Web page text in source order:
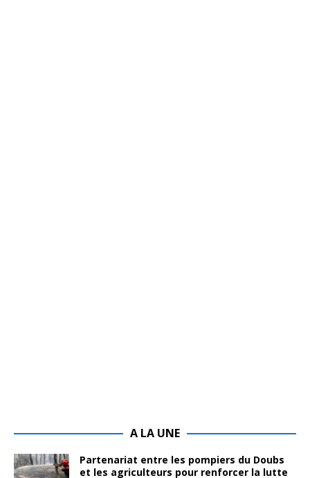
A LA UNE
Partenariat entre les pompiers du Doubs
et les agriculteurs pour renforcer la lutte